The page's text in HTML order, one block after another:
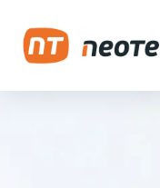
contenido